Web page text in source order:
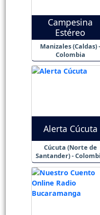
Campesina
Estéreo
Manizales (Caldas) -
Colombia
Alerta Cúcuta
Cúcuta (Norte de
Santander) -